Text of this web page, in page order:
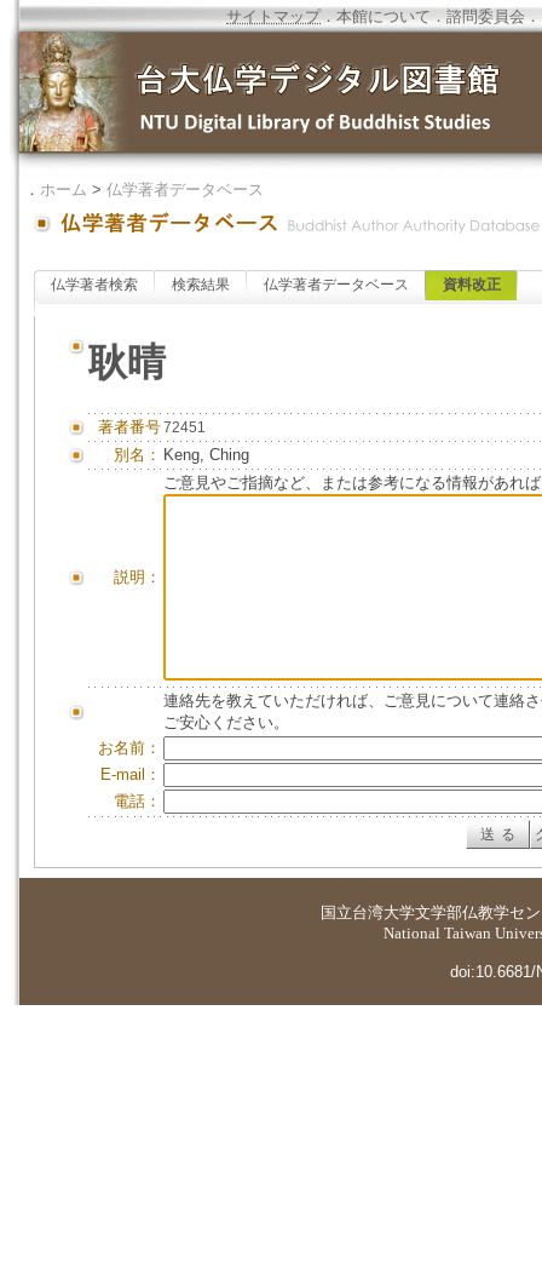
サイトマップ．本館について ．諮問委員会 ．
． ホーム > 仏学著者データベース
仏学著者検索 検索結果 仏学著者データベース 資料改正
耿晴
著者番号72451
別名： Keng, Ching
説明：
ご意見やご指摘など、または参考になる情報があれ
連絡先を教えていただければ、ご意見について連絡
ご安心ください。
お名前：
E-mail：
電話：
国立台湾大学文学部仏教学セ
National Taiwan
doi:10.6681/